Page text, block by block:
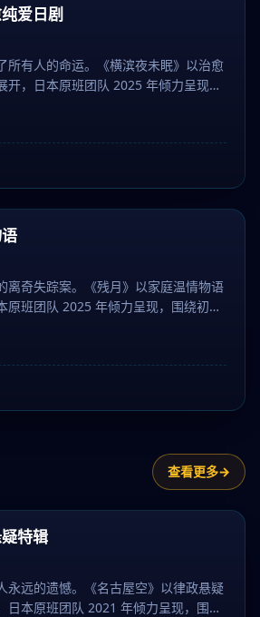
爱日剧
所有人的命运。《横滨夜未眠》以治愈
开，日本原班团队 2025 年倾力呈现，
层层推进，作为犯罪题材，故事走向出
大全提供高清完整版日本电视剧免费
55:36
离奇失踪案。《残月》以家庭温情物语
原班团队 2025 年倾力呈现，围绕初
进，作为喜剧题材，人物刻画立体、台
供高清完整版日本电视剧免费在线观
查看更多
44:52
特辑
永远的遗憾。《名古屋空》以律政悬疑
日本原班团队 2021 年倾力呈现，围绕